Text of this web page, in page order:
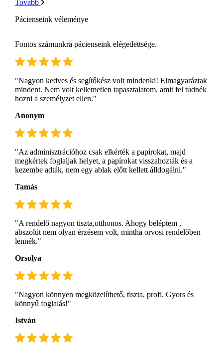
Tovább
Pácienseink véleménye
Fontos számunkra pácienseink elégedettsége.
"Nagyon kedves és segítőkész volt mindenki! Elmagyaráztak
mindent. Nem volt kellemetlen tapasztalatom, amit fel tudnék
hozni a személyzet ellen."
Anonym
"Az adminisztrációhoz csak elkérték a papírokat, majd
megkértek foglaljak helyet, a papírokat visszahozták és a
kezembe adták, nem egy ablak előtt kellett álldogálni."
Tamás
"A rendelő nagyon tiszta,otthonos. Ahogy beléptem ,
abszolút nem olyan érzésem volt, mintha orvosi rendelőben
lennék."
Orsolya
"Nagyon könnyen megközelíthető, tiszta, profi. Gyors és
könnyű foglalás!"
István